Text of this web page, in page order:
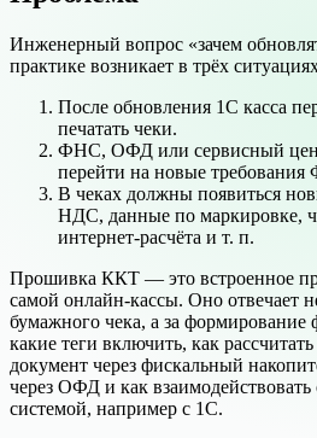
Инженерный вопрос «зачем
практике возникает в трёх
После обновления 1С касса
печатать чеки.
ФНС, ОФД или сервисный
перейти на новые
В чеках должны появиться
НДС, данные по маркировке,
интернет-расчёта и т. п.
Прошивка ККТ — это встроенное
самой онлайн-кассы. Оно отвечает
бумажного чека, а за формирование
какие теги включить, как
документ через фискальный
через ОФД и как
системой, например с 1С.